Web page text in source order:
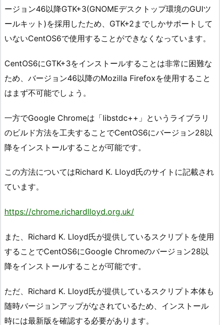
ージョン46以降GTK+3(GNOMEデスクトップ環境のGUIツ
ールキット)を採用したため、GTK+2までしかサポートして
いないCentOS6で使用することができなくなっています。
CentOS6にGTK+3をインストールすることは非常に困難な
ため、バージョン46以降のMozilla Firefoxを使用すること
はまず不可能でしょう。
一方でGoogle Chromeは「libstdc++」というライブラリ
のビルド方法を工夫することでCentOS6にバージョン28以
降をインストールすることが可能です。
この方法についてはRichard K. Lloyd氏のサイトに記載され
ています。
https://chrome.richardlloyd.org.uk/
また、Richard K. Lloyd氏が提供しているスクリプトを使用
することでCentOS6にGoogle Chromeのバージョン28以
降をインストールすることが可能です。
ただ、Richard K. Lloyd氏が提供しているスクリプト本体も
随時バージョンアップがなされているため、インストール
時には最新版を確認する必要があります。